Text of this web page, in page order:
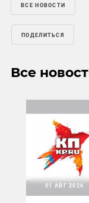
ВСЕ НОВОСТИ
ПОДЕЛИТЬСЯ
Все
01 АВГ 2026